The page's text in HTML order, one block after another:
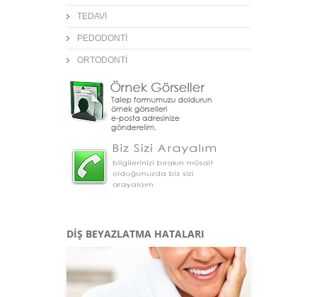
TEDAVİ
PEDODONTİ
ORTODONTİ
DİŞ BEYAZLATMA HATALARI